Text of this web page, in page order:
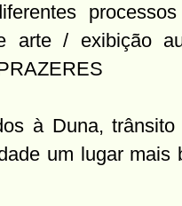
arte / exibição
à Duna,
um lugar mais